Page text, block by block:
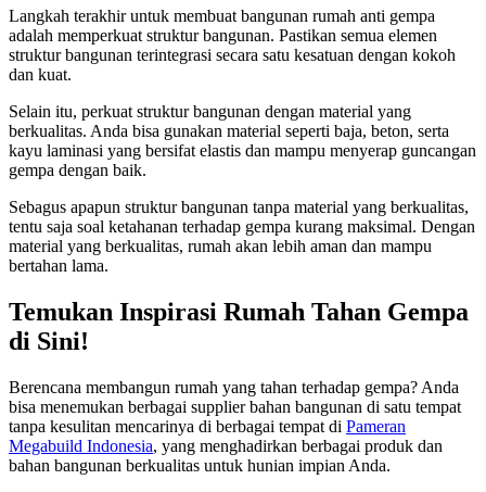
Langkah terakhir untuk membuat bangunan rumah anti gempa
adalah memperkuat struktur bangunan. Pastikan semua elemen
struktur bangunan terintegrasi secara satu kesatuan dengan kokoh
dan kuat.
Selain itu, perkuat struktur bangunan dengan material yang
berkualitas. Anda bisa gunakan material seperti baja, beton, serta
kayu laminasi yang bersifat elastis dan mampu menyerap guncangan
gempa dengan baik.
Sebagus apapun struktur bangunan tanpa material yang berkualitas,
tentu saja soal ketahanan terhadap gempa kurang maksimal. Dengan
material yang berkualitas, rumah akan lebih aman dan mampu
bertahan lama.
Temukan Inspirasi Rumah Tahan Gempa
di Sini!
Berencana membangun rumah yang tahan terhadap gempa? Anda
bisa menemukan berbagai supplier bahan bangunan di satu tempat
tanpa kesulitan mencarinya di berbagai tempat di Pameran
Megabuild Indonesia, yang menghadirkan berbagai produk dan
bahan bangunan berkualitas untuk hunian impian Anda.